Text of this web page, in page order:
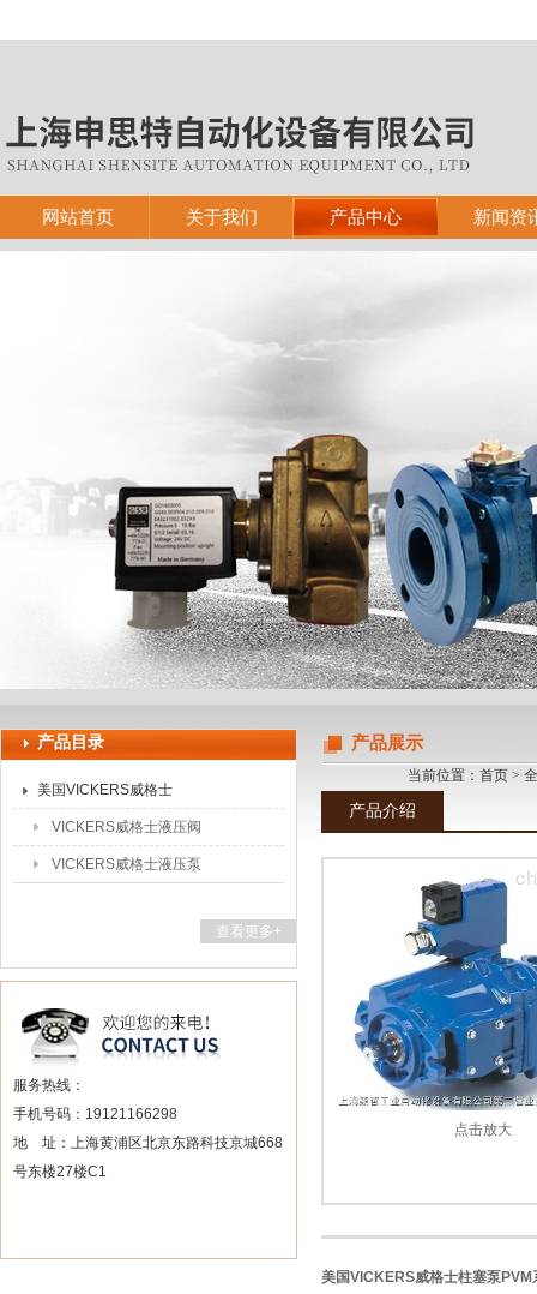
上海申思特自动化设备有限公司
网站首页 关于我们 产品中心 新闻资
产品目录
美国VICKERS威格士
VICKERS威格士液压阀
VICKERS威格士液压泵
查看更多+
服务热线：
手机号码：19121166298
地 址：上海黄浦区北京东路科技京城668
号东楼27楼C1
产品展示
当前位置： 首页 >
产品介绍
点击放大
美国VICKERS威格士柱塞泵PVM